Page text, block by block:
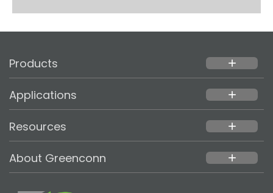
Products add
Applications add
Resources add
About Greenconn add